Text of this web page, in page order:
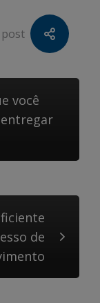
você
de